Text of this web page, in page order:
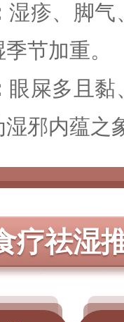
湿疹、脚气
节加重。
眼屎多且
邪内蕴之
疗祛湿